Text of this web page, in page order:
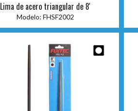
Lima de acero triangular de 8'
Modelo: FHSF2002